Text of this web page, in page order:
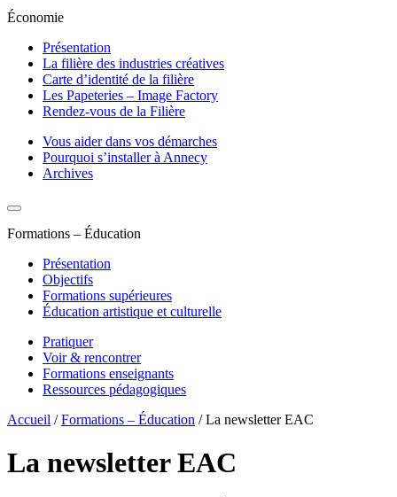
Économie
Présentation
La filière des industries créatives
Carte d’identité de la filière
Les Papeteries – Image Factory
Rendez-vous de la Filière
Vous aider dans vos démarches
Pourquoi s’installer à Annecy
Archives
Formations – Éducation
Présentation
Objectifs
Formations supérieures
Éducation artistique et culturelle
Pratiquer
Voir & rencontrer
Formations enseignants
Ressources pédagogiques
Accueil /Formations – Éducation / La newsletter EAC
La newsletter EAC